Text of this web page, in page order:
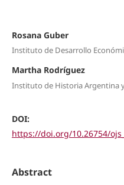
Rosana Guber
Instituto de Desarrollo
Martha Rodríguez
Instituto de Historia Argentina y
DOI:
https://doi.org/10.26754/
Abstract